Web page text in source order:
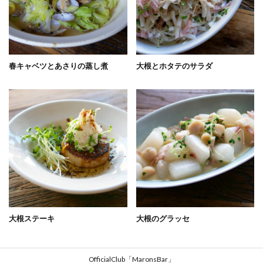
春キャベツとあさりの蒸し煮 大根とホタテのサラダ
大根ステーキ 大根のグラッセ
OfficialClub「MaronsBar」